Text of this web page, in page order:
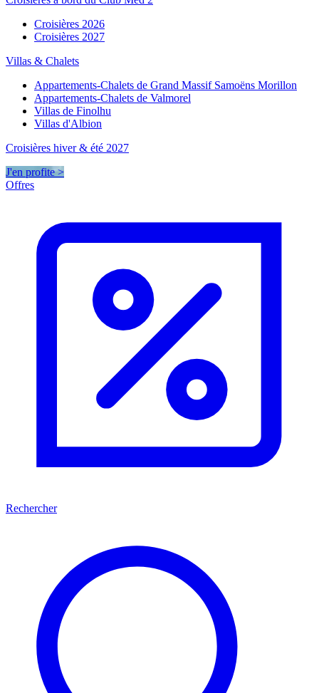
Croisières 2026
Croisières 2027
Villas & Chalets
Appartements-Chalets de Grand Massif Samoëns Morillon
Appartements-Chalets de Valmorel
Villas de Finolhu
Villas d'Albion
Croisières hiver & été 2027
J'en profite >
Offres
Rechercher